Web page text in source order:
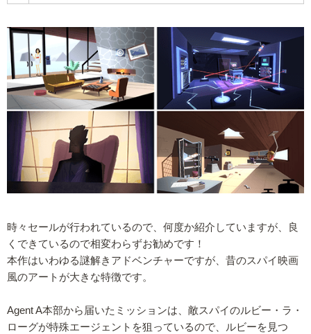
時々セールが行われているので、何度か紹介していますが、良
くできているので相変わらずお勧めです！
本作はいわゆる謎解きアドベンチャーですが、昔のスパイ映画
風のアートが大きな特徴です。
Agent A本部から届いたミッションは、敵スパイのルビー・ラ・
ローグが特殊エージェントを狙っているので、ルビーを見つ